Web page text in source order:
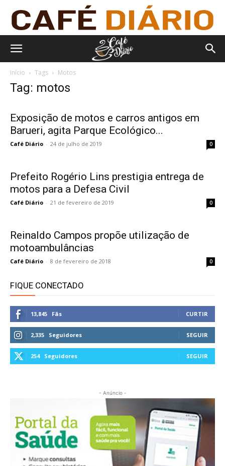
Início Tags Motos
Tag: motos
Exposição de motos e carros antigos em
Barueri, agita Parque Ecológico...
Café Diário - 24 de julho de 2019 0
Prefeito Rogério Lins prestigia entrega de
motos para a Defesa Civil
Café Diário - 21 de fevereiro de 2019 0
Reinaldo Campos propõe utilização de
motoambulâncias
Café Diário - 8 de fevereiro de 2018 0
FIQUE CONECTADO
13,845 Fãs CURTIR
2,335 Seguidores SEGUIR
254 Seguidores SEGUIR
- Anúncio -